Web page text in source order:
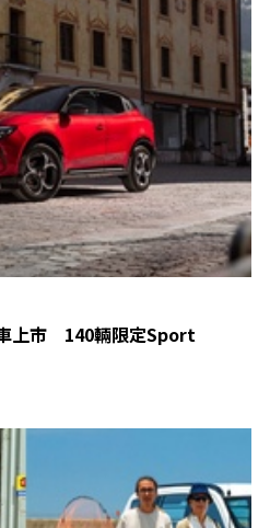
上市 140輛限定Sport